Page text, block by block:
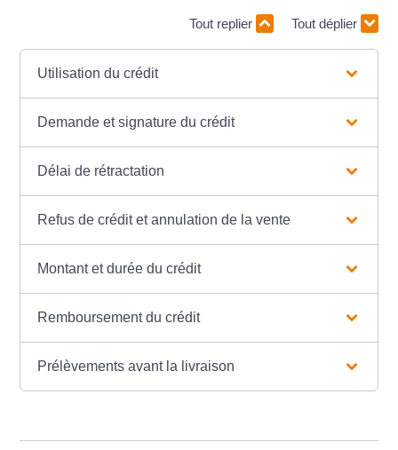
Tout replier Tout déplier
Utilisation du crédit
Demande et signature du crédit
Délai de rétractation
Refus de crédit et annulation de la vente
Montant et durée du crédit
Remboursement du crédit
Prélèvements avant la livraison